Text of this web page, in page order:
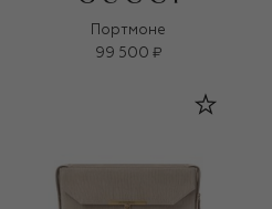
Портмоне
99 500 ₽